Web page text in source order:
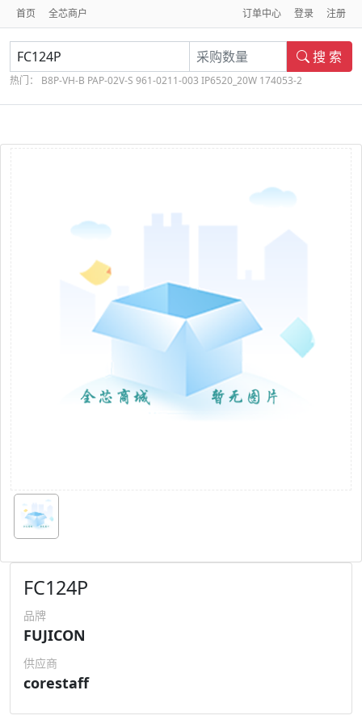
首页 全芯商户 订单中心 登录 注册
搜 索
热门： B8P-VH-B PAP-02V-S 961-0211-003 IP6520_20W 174053-2
FC124P
品牌
FUJICON
供应商
corestaff